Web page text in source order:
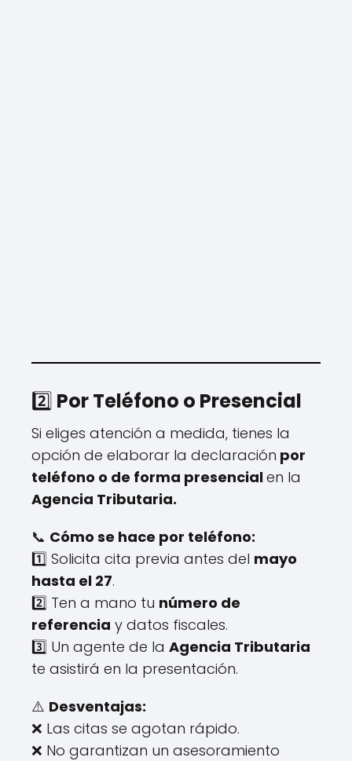
2️⃣ Por Teléfono o Presencial
Si eliges atención a medida, tienes la
opción de elaborar la declaración por
teléfono o de forma presencialen la
Agencia Tributaria.
📞 Cómo se hace por teléfono:
1️⃣ Solicita cita previa antes del mayo
hasta el 27.
2️⃣ Ten a mano tu número de
referencia y datos fiscales.
3️⃣ Un agente de la Agencia Tributaria
te asistirá en la presentación.
⚠️ Desventajas:
❌ Las citas se agotan rápido.
❌ No garantizan un asesoramiento